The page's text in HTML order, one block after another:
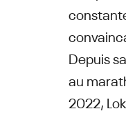
Depuis
au
2022,